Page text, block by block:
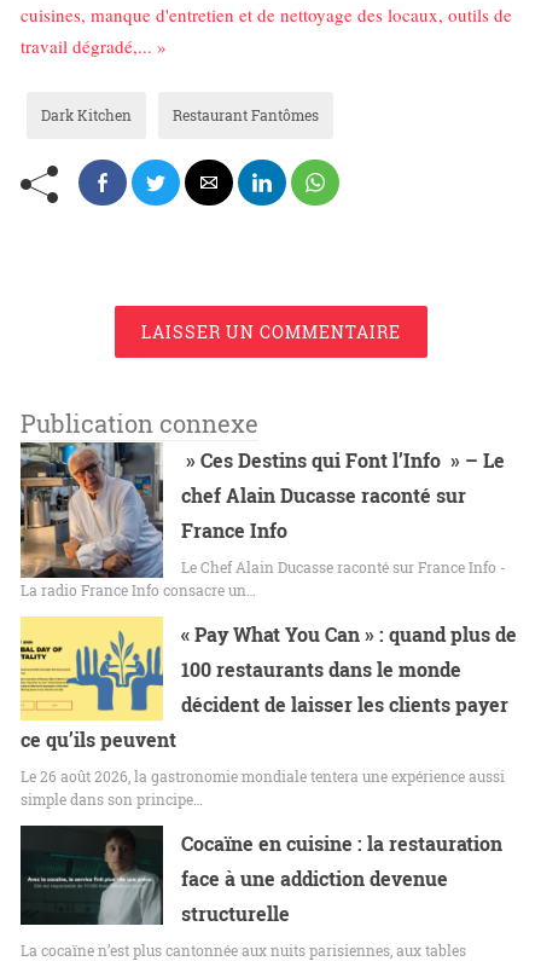
cuisines, manque d'entretien et de nettoyage des locaux, outils de
travail dégradé,... »
Dark Kitchen Restaurant Fantômes
LAISSER UN COMMENTAIRE
Publication connexe
» Ces Destins qui Font l’Info » – Le
chef Alain Ducasse raconté sur
France Info
Le Chef Alain Ducasse raconté sur France Info -
La radio France Info consacre un…
« Pay What You Can » : quand plus de
100 restaurants dans le monde
décident de laisser les clients payer
ce qu’ils peuvent
Le 26 août 2026, la gastronomie mondiale tentera une expérience aussi
simple dans son principe…
Cocaïne en cuisine : la restauration
face à une addiction devenue
structurelle
La cocaïne n’est plus cantonnée aux nuits parisiennes, aux tables